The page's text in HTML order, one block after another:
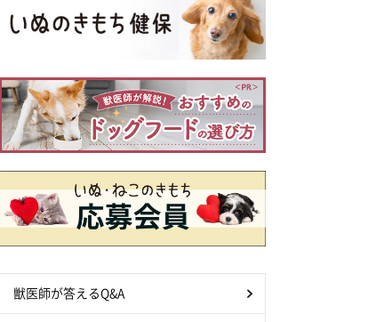
獣医師が答えるQ&A